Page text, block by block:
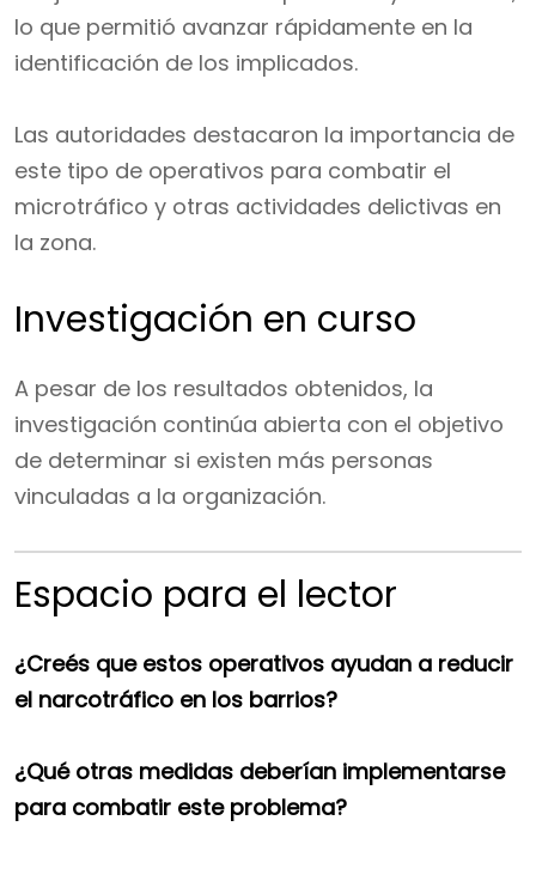
lo que permitió avanzar rápidamente en la
identificación de los implicados.
Las autoridades destacaron la importancia de
este tipo de operativos para combatir el
microtráfico y otras actividades delictivas en
la zona.
Investigación en curso
A pesar de los resultados obtenidos, la
investigación continúa abierta con el objetivo
de determinar si existen más personas
vinculadas a la organización.
Espacio para el lector
¿Creés que estos operativos ayudan a reducir
el narcotráfico en los barrios?
¿Qué otras medidas deberían implementarse
para combatir este problema?